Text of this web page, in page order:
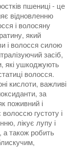
пшениці - це
відновленню
і волосяну
який
і волосся силою
засіб,
які ушкоджують
волосся.
кислоти, важливі
за
поживний і
густоту і
лікує лупу і
а також робить